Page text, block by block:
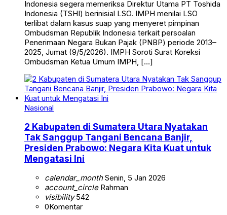
Indonesia segera memeriksa Direktur Utama PT Toshida
Indonesia (TSHI) berinisial LSO. IMPH menilai LSO
terlibat dalam kasus suap yang menyeret pimpinan
Ombudsman Republik Indonesia terkait persoalan
Penerimaan Negara Bukan Pajak (PNBP) periode 2013–
2025, Jumat (9/5/2026). IMPH Soroti Surat Koreksi
Ombudsman Ketua Umum IMPH, […]
Nasional
2 Kabupaten di Sumatera Utara Nyatakan
Tak Sanggup Tangani Bencana Banjir,
Presiden Prabowo: Negara Kita Kuat untuk
Mengatasi Ini
calendar_monthSenin, 5 Jan 2026
account_circleRahman
visibility542
0Komentar